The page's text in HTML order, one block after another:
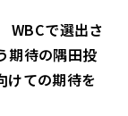
WBCで選出さ
期待の隅田投
けての期待を